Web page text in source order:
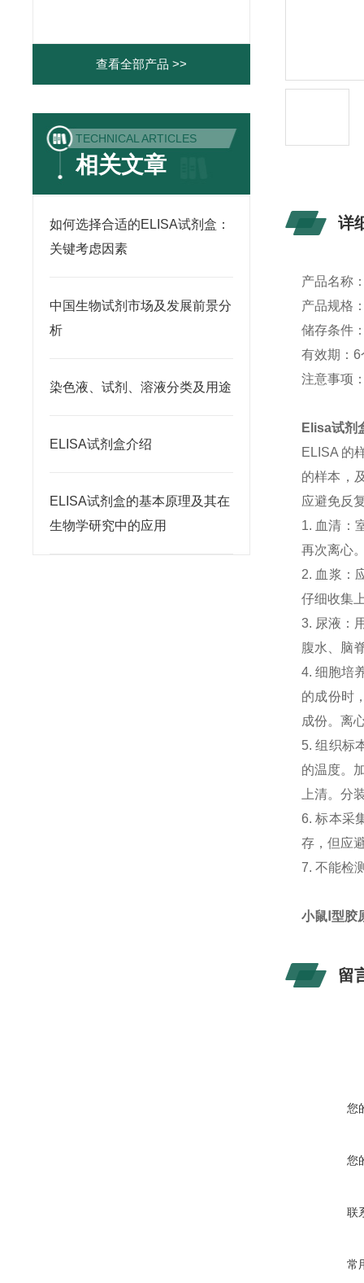
查看全部产品 >>
TECHNICAL ARTICLES
相关文章
如何选择合适的ELISA试剂盒：
关键考虑因素
中国生物试剂市场及发展前景分
析
染色液、试剂、溶液分类及用途
ELISA试剂盒介绍
ELISA试剂盒的基本原理及其在
生物学研究中的应用
详
产品名称
产品规格
储存条件
有效期：6
注意事项
Elisa试剂
ELISA 的
的样本，
应避免反
1. 血清：
再次离心
2. 血浆：
仔细收集
3. 尿液：
腹水、脑
4. 细胞培
的成份时
成份。离
5. 组织标
的温度。
上清。分
6. 标本采
存，但应
7. 不能检
小鼠Ⅰ型
留
您
您
联
常